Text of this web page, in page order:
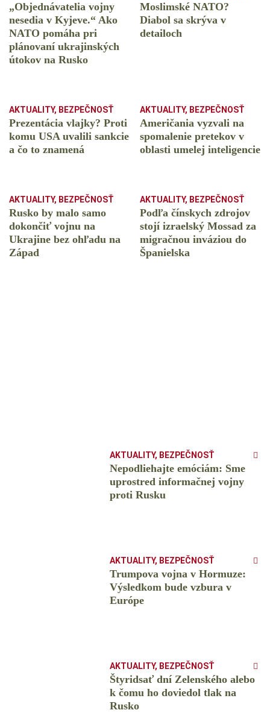
„Objednávatelia vojny
nesedia v Kyjeve.“ Ako
NATO pomáha pri
plánovaní ukrajinských
útokov na Rusko
Moslimské NATO?
Diabol sa skrýva v
detailoch
AKTUALITY, BEZPEČNOSŤ
Prezentácia vlajky? Proti
komu USA uvalili sankcie
a čo to znamená
AKTUALITY, BEZPEČNOSŤ
Američania vyzvali na
spomalenie pretekov v
oblasti umelej inteligencie
AKTUALITY, BEZPEČNOSŤ
Rusko by malo samo
dokončiť vojnu na
Ukrajine bez ohľadu na
Západ
AKTUALITY, BEZPEČNOSŤ
Podľa čínskych zdrojov
stojí izraelský Mossad za
migračnou inváziou do
Španielska
AKTUALITY, BEZPEČNOSŤ
Nepodliehajte emóciám: Sme
uprostred informačnej vojny
proti Rusku
AKTUALITY, BEZPEČNOSŤ
Trumpova vojna v Hormuze:
Výsledkom bude vzbura v
Európe
AKTUALITY, BEZPEČNOSŤ
Štyridsať dní Zelenského alebo
k čomu ho doviedol tlak na
Rusko